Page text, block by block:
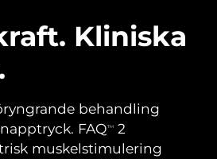
Kliniska
behandling
FAQTM
2
muskelstimulering
4-paket
massage
2-paket
toning
Förväntad leverans8/9/26
Förväntad leverans